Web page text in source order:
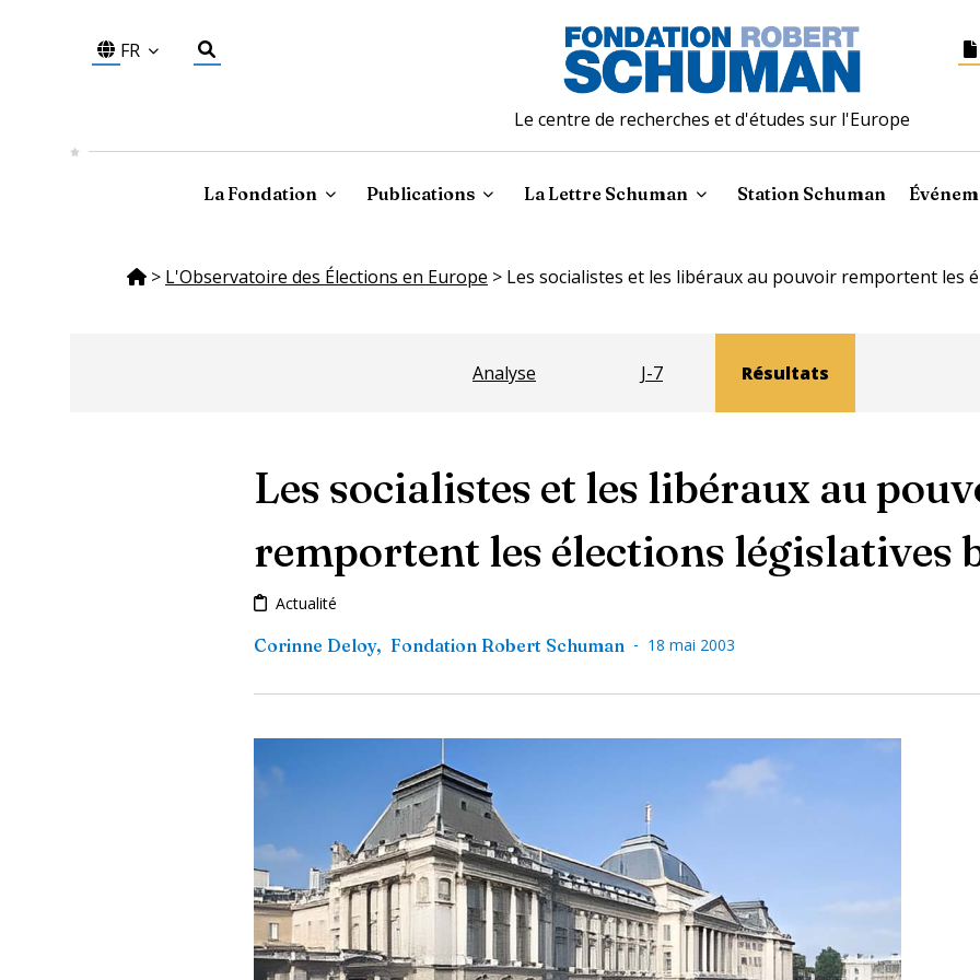
FR
Le centre de recherches et d'études sur l'Europe
La Fondation Publications La Lettre Schuman Station Schuman
> L'Observatoire des Élections en Europe > Les socialistes et les libéraux au pouvoir remportent les
Analyse J-7 Résultats
Les socialistes et les libéraux au
remportent les élections législatives
Actualité
Corinne Deloy, Fondation Robert Schuman - 18 mai 2003